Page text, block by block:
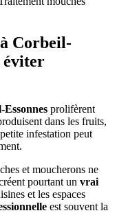
Corbeil-
éviter
prolifèrent
dans les fruits,
infestation peut
et moucherons ne
pourtant un vrai
et les espaces
est souvent la